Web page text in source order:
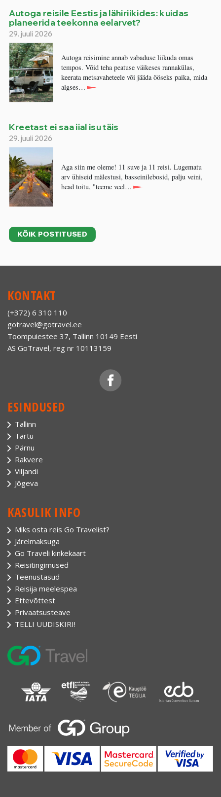
Autoga reisile Eestis ja lähiriikides: kuidas
planeerida teekonna eelarvet?
29. juuli 2026
Autoga reisimine annab vabaduse liikuda omas
tempos. Võid teha peatuse väikeses rannakülas,
keerata metsavaheteele või jääda ööseks paika, mida
algses…
Kreetast ei saa iial isu täis
29. juuli 2026
Aga siin me oleme! 11 suve ja 11 reisi. Lugematu
arv ühiseid mälestusi, basseinilebosid, palju veini,
head toitu, "teeme veel…
KÕIK POSTITUSED
KONTAKT
(+372) 6 310 110
gotravel@gotravel.ee
Toompuiestee 37, Tallinn 10149 Eesti
AS GoTravel, reg nr 10113159
ESINDUSED
Tallinn
Tartu
Pärnu
Rakvere
Viljandi
Jõgeva
KASULIK INFO
Miks osta reis Go Travelist?
Järelmaksuga
Go Traveli kinkekaart
Reisitingimused
Teenustasud
Reisija meelespea
Ettevõttest
Privaatsusteave
TELLI UUDISKIRI!